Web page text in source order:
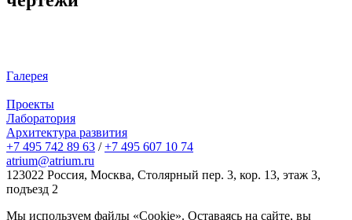
Галерея
Проекты
Лаборатория
Архитектура развития
+7 495 742 89 63 / +7 495 607 10 74
atrium@atrium.ru
123022 Россия, Москва, Столярный пер. 3, кор. 13, этаж 3,
подъезд 2
Мы используем файлы «Cookie». Оставаясь на сайте, вы